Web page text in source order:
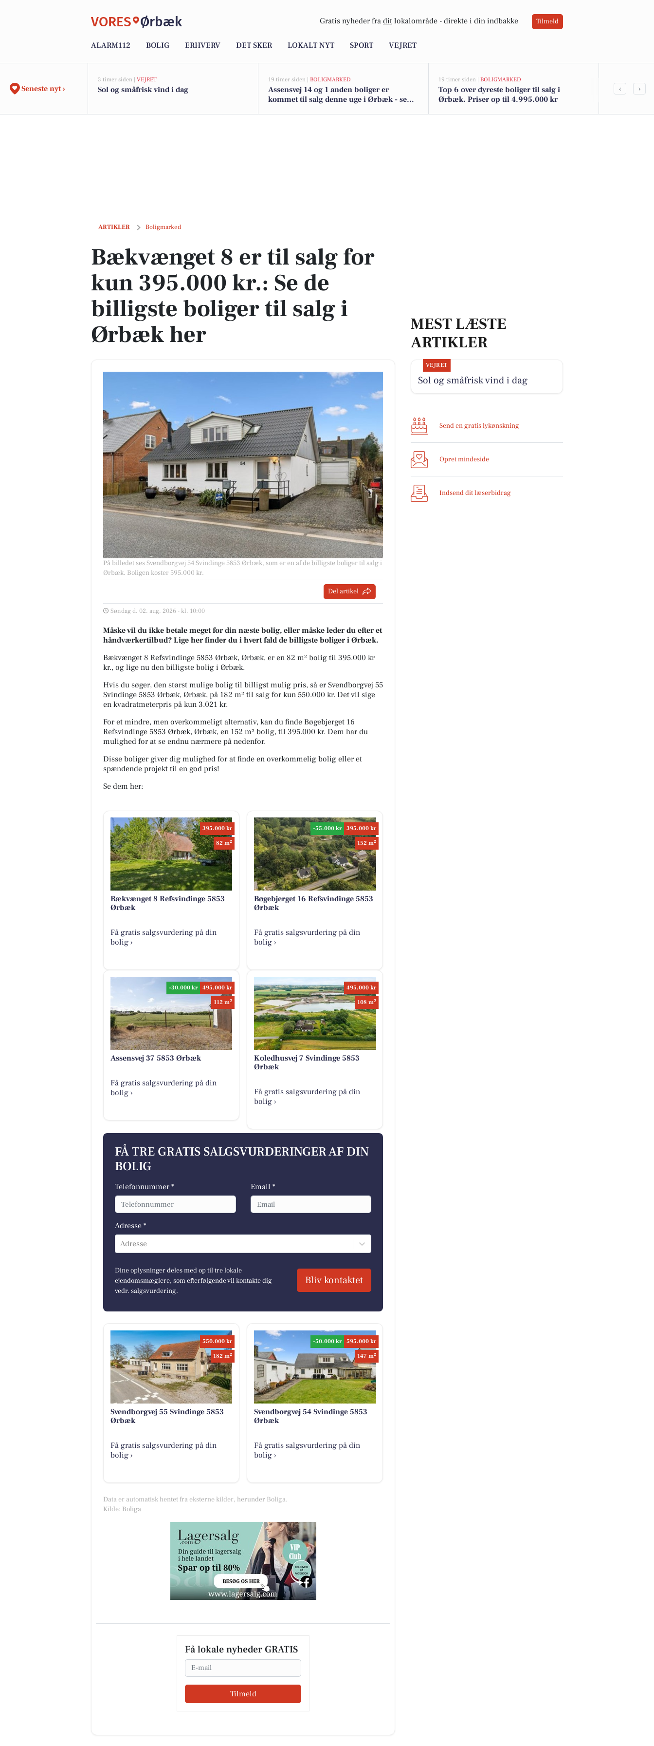
VORES Ørbæk Gratis nyheder fra dit lokalområde - direkte i din indbakke Tilmeld
ALARM112 BOLIG ERHVERV DET SKER LOKALT NYT SPORT VEJRET
Seneste nyt ›
3 timer siden | VEJRET
Sol og småfrisk vind i dag
19 timer siden | BOLIGMARKED
Assensvej 14 og 1 anden boliger er
kommet til salg denne uge i Ørbæk - se
19 timer siden | BOLIGMARKED
Top 6 over dyreste boliger til salg i
Ørbæk. Priser op til 4.995.000 kr
Beredskab
‹ ›
ARTIKLER Boligmarked
Bækvænget 8 er til salg for kun 395.000 kr.: Se de billigste boliger til salg i Ørbæk her
Bækvænget 8 er til salg for
kun 395.000 kr.: Se de
billigste boliger til salg i
Ørbæk her
På billedet ses Svendborgvej 54 Svindinge 5853 Ørbæk, som er en af de billigste boliger til salg i
Ørbæk. Boligen koster 595.000 kr.
Del artikel
Søndag d. 02. aug. 2026 - kl. 10:00
Måske vil du ikke betale meget for din næste bolig, eller måske leder du efter et
håndværkertilbud? Lige her finder du i hvert fald de billigste boliger i Ørbæk.
Bækvænget 8 Refsvindinge 5853 Ørbæk, Ørbæk, er en 82 m² bolig til 395.000 kr
kr., og lige nu den billigste bolig i Ørbæk.
Hvis du søger, den størst mulige bolig til billigst mulig pris, så er Svendborgvej 55
Svindinge 5853 Ørbæk, Ørbæk, på 182 m² til salg for kun 550.000 kr. Det vil sige
en kvadratmeterpris på kun 3.021 kr.
For et mindre, men overkommeligt alternativ, kan du finde Bøgebjerget 16
Refsvindinge 5853 Ørbæk, Ørbæk, en 152 m² bolig, til 395.000 kr. Dem har du
mulighed for at se endnu nærmere på nedenfor.
Disse boliger giver dig mulighed for at finde en overkommelig bolig eller et
spændende projekt til en god pris!
Se dem her:
395.000 kr
82 m2
Bækvænget 8 Refsvindinge 5853
Ørbæk
Få gratis salgsvurdering på din
bolig ›
-55.000 kr
395.000 kr
152 m2
Bøgebjerget 16 Refsvindinge 5853
Ørbæk
Få gratis salgsvurdering på din
bolig ›
-30.000 kr
495.000 kr
112 m2
Assensvej 37 5853 Ørbæk
Få gratis salgsvurdering på din
bolig ›
495.000 kr
108 m2
Koledhusvej 7 Svindinge 5853
Ørbæk
Få gratis salgsvurdering på din
bolig ›
FÅ TRE GRATIS SALGSVURDERINGER AF DIN
BOLIG
Telefonnummer * Email *
Adresse *
Adresse
Dine oplysninger deles med op til tre lokale
ejendomsmæglere, som efterfølgende vil kontakte dig
vedr. salgsvurdering.
Bliv kontaktet
550.000 kr
182 m2
Svendborgvej 55 Svindinge 5853
Ørbæk
Få gratis salgsvurdering på din
bolig ›
-50.000 kr
595.000 kr
147 m2
Svendborgvej 54 Svindinge 5853
Ørbæk
Få gratis salgsvurdering på din
bolig ›
Data er automatisk hentet fra eksterne kilder, herunder Boliga.
Kilde: Boliga
Få lokale nyheder GRATIS
Email
Tilmeld
MEST LÆSTE
ARTIKLER
VEJRET
Sol og småfrisk vind i dag
Send en gratis lykønskning
Opret mindeside
Indsend dit læserbidrag